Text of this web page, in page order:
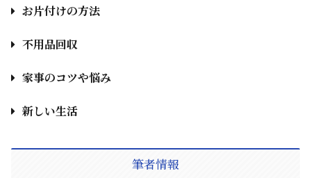
お片付けの方法
不用品回収
家事のコツや悩み
新しい生活
筆者情報